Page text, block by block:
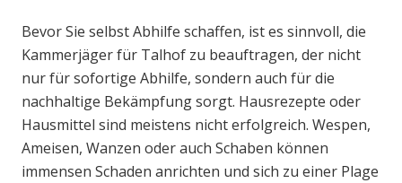
Bevor Sie selbst Abhilfe schaffen, ist es sinnvoll, die
Kammerjäger für Talhof zu beauftragen, der nicht
nur für sofortige Abhilfe, sondern auch für die
nachhaltige Bekämpfung sorgt. Hausrezepte oder
Hausmittel sind meistens nicht erfolgreich. Wespen,
Ameisen, Wanzen oder auch Schaben können
immensen Schaden anrichten und sich zu einer Plage